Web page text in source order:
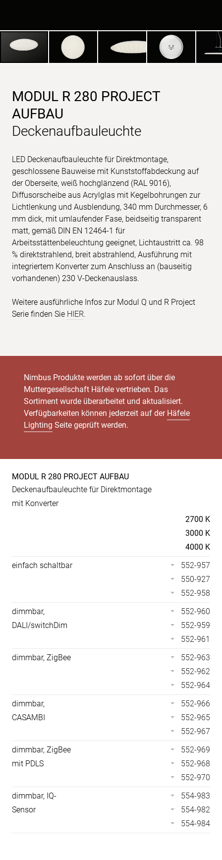
MODUL R 280 PROJECT
AUFBAU
Deckenaufbauleuchte
LED Deckenaufbauleuchte für Direktmontage,
geschlossene Bauweise mit Kunststoffabdeckung auf
der Oberseite, weiß hochglänzend (RAL 9016),
Diffusorscheibe aus Acrylglas mit Kegelbohrungen zur
Lichtlenkung und Ausblendung, 340 mm Durchmesser, 6
mm dick, mit umlaufender Fase, beidseitig transparent
matt, gemäß DIN EN 12464-1 für
Arbeitsstättenbeleuchtung geeignet, Lichtaustritt ca. 98
% direktstrahlend, breit abstrahlend, Ausführung mit
integriertem Konverter zum Anschluss an (bauseitig
vorhandenen) 230 V-Deckenauslass.
Weitere ausführliche Infos zur Modul Q und R Project
Serie finden Sie HIER.
Nimbus Produkte werden ab sofort über die
Muttergesellschaft Häfele vertrieben. Das
Sortiment wurde überarbeitet und aktualisiert.
Verfügbarkeiten können jederzeit auf der Häfele
Lighting Seite geprüft werden.
Produkt-
Spezifikationen
MODUL R 280 PROJECT AUFBAU
Deckenaufbauleuchte für Direktmontage
mit Konverter
2700 K
3000 K
4000 K
einfach schaltbar
552-957
550-927
552-958
dimmbar,
DALI/switchDim
552-960
552-959
552-961
dimmbar, ZigBee
552-963
552-962
552-964
dimmbar,
CASAMBI
552-966
552-965
552-967
dimmbar, ZigBee
mit PDLS
552-969
552-968
552-970
dimmbar, IQ-
Sensor
554-983
554-982
554-984